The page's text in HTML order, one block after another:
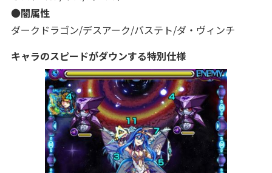
●闇属性
ダークドラゴン/デスアーク/バステト/ダ・ヴィンチ
キャラのスピードがダウンする特別仕様